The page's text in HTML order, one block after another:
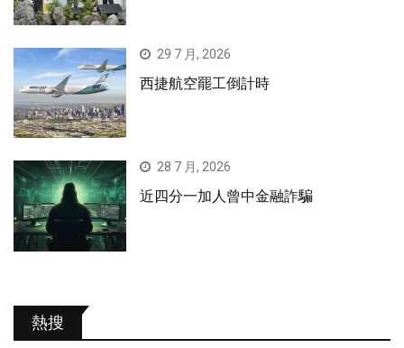
29 7 月, 2026
西捷航空罷工倒計時
28 7 月, 2026
近四分一加人曾中金融詐騙
熱搜